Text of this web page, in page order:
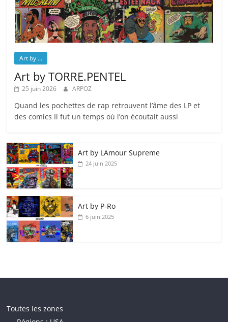
Art by ...
Art by TORRE.PENTEL
25 juin 2026 ARPOZ
Quand les pochettes de rap retrouvent l’âme des LP et
des comics Il fut un temps où l’on écoutait aussi
Art by LAmour Supreme
24 juin 2025
Art by P‑Ro
6 juin 2025
Toutes les zones